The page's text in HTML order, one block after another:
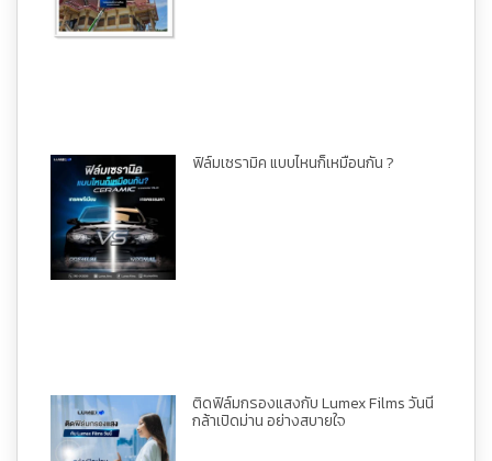
ฟิล์มเซรามิค แบบไหนก็เหมือนกัน ?
ติดฟิล์มกรองแสงกับ Lumex Films วันนี้
กล้าเปิดม่าน อย่างสบายใจ